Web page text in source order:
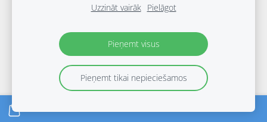
Uzzināt vairāk
Pielāgot
Pieņemt visus
Pieņemt tikai nepieciešamos